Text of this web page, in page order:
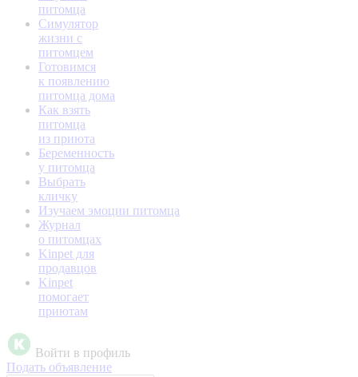
питомца
Симулятор
жизни с
питомцем
Готовимся
к появлению
питомца дома
Как взять
питомца
из приюта
Беременность
у питомца
Выбрать
кличку
Изучаем эмоции питомца
Журнал
о питомцах
Kinpet для
продавцов
Kinpet
помогает
приютам
Войти в профиль
Подать объявление